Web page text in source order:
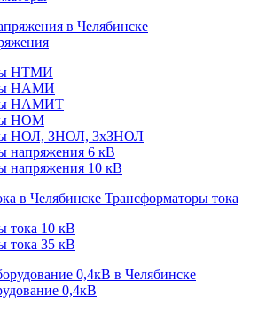
НТМИ
НАМИ
НАМИТ
НОМ
НОЛ, ЗНОЛ, 3хЗНОЛ
напряжения 6 кВ
напряжения 10 кВ
Трансформаторы тока
тока 10 кВ
тока 35 кВ
0,4кВ